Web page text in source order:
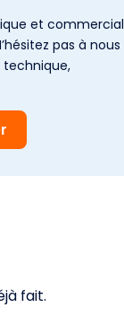
et commercial
pas à nous
fait.